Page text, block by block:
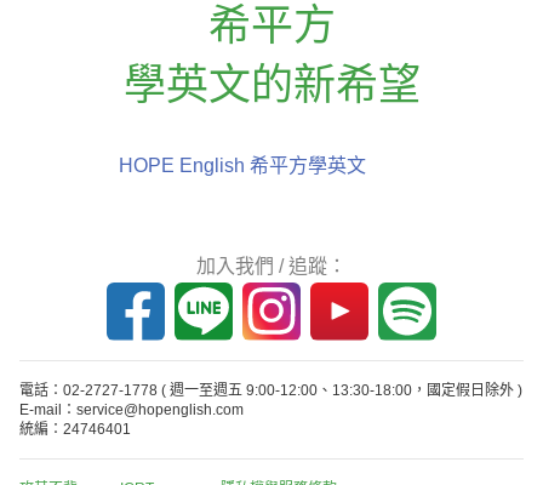
希平方
學英文的新希望
HOPE English 希平方學英文
加入我們 / 追蹤：
電話：02-2727-1778 ( 週一至週五 9:00-12:00、13:30-18:00，國定假日除外 )
E-mail：service@hopenglish.com
統編：24746401